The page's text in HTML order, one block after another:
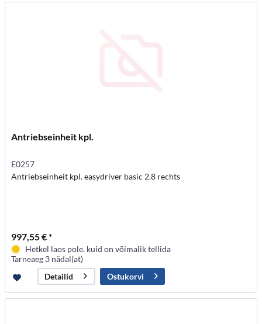
Antriebseinheit kpl.
E0257
Antriebseinheit kpl. easydriver basic 2.8 rechts
997,55 € *
Hetkel laos pole, kuid on võimalik tellida
Tarneaeg 3 nädal(at)
Detailid
Ostukorvi